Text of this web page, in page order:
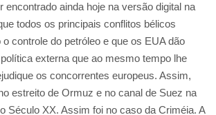
encontrado ainda hoje na versão digital na
todos os principais conflitos bélicos
controle do petróleo e que os EUA dão
externa que ao mesmo tempo lhe
os concorrentes europeus. Assim,
estreito de Ormuz e no canal de Suez na
Século XX. Assim foi no caso da Criméia. A